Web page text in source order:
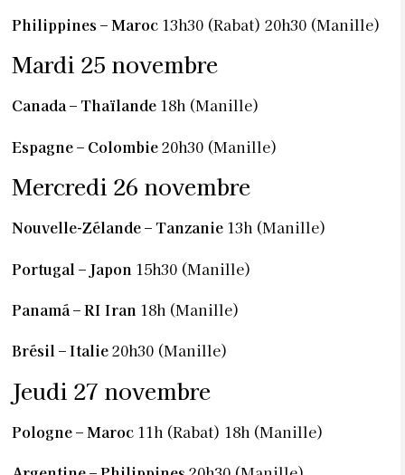
Philippines – Maroc 13h30 (Rabat) 20h30 (Manille)
Mardi 25 novembre
Canada – Thaïlande 18h (Manille)
Espagne – Colombie20h30 (Manille)
Mercredi 26 novembre
Nouvelle-Zélande – Tanzanie 13h (Manille)
Portugal – Japon 15h30 (Manille)
Panamá – RI Iran 18h (Manille)
Brésil – Italie20h30 (Manille)
Jeudi 27 novembre
Pologne – Maroc 11h (Rabat) 18h (Manille)